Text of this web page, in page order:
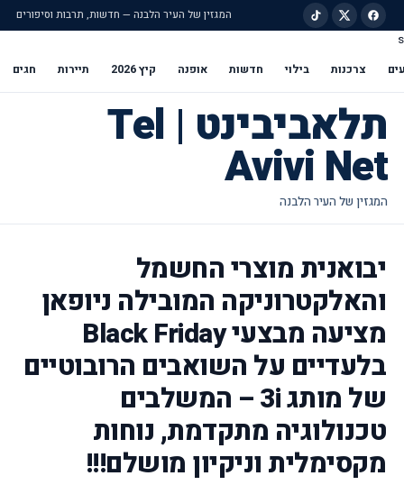
המגזין של העיר הלבנה — חדשות, תרבות וסיפורים
s
צרכנות בילוי חדשות אופנה קיץ 2026 תיירות חגים
תלאביבינט | Tel
Avivi Net
יבואנית מוצרי החשמל
והאלקטרוניקה המובילה ניופאן
מציעה מבצעי Black Friday
בלעדיים על השואבים הרובוטיים
של מותג 3i – המשלבים
טכנולוגיה מתקדמת, נוחות
מקסימלית וניקיון מושלם!!!